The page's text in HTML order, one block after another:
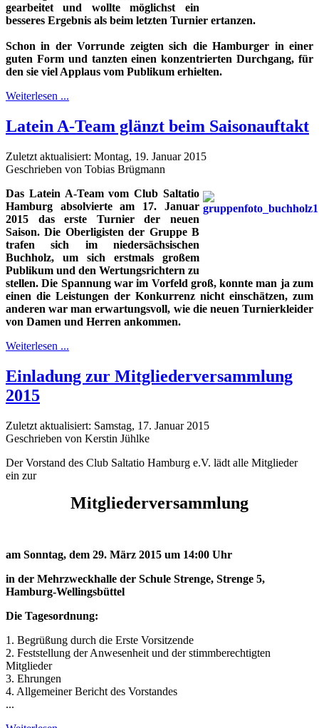
gearbeitet und wollte möglichst ein
besseres Ergebnis als beim letzten Turnier ertanzen.
Schon in der Vorrunde zeigten sich die Hamburger in einer
guten Form und tanzten einen konzentrierten Durchgang, für
den sie viel Applaus vom Publikum erhielten.
Weiterlesen ...
Latein A-Team glänzt beim Saisonauftakt
Zuletzt aktualisiert: Montag, 19. Januar 2015
Geschrieben von Tobias Brügmann
Das Latein A-Team vom Club Saltatio
Hamburg absolvierte am 17. Januar
2015 das erste Turnier der neuen
Saison. Die Oberligisten der Gruppe B
trafen sich im niedersächsischen
Buchholz, um sich erstmals großem
Publikum und den Wertungsrichtern zu
stellen. Die Spannung war im Vorfeld groß, konnte man ja zum
einen die Leistungen der Konkurrenz nicht einschätzen, zum
anderen war man erwartungsvoll, wie die neuen Turnierkleider
von Damen und Herren ankommen.
Weiterlesen ...
Einladung zur Mitgliederversammlung
2015
Zuletzt aktualisiert: Samstag, 17. Januar 2015
Geschrieben von Kerstin Jühlke
Der Vorstand des Club Saltatio Hamburg e.V. lädt alle Mitglieder
ein zur
Mitgliederversammlung
am Sonntag, dem 29. März 2015 um 14:00 Uhr
in der Mehrzweckhalle der Schule Strenge, Strenge 5,
Hamburg-Wellingsbüttel
Die Tagesordnung:
1. Begrüßung durch die Erste Vorsitzende
2. Feststellung der Anwesenheit und der stimmberechtigten
Mitglieder
3. Ehrungen
4. Allgemeiner Bericht des Vorstandes
...